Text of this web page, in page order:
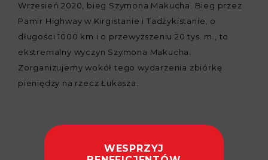
Wrzesień 2020, bieg Szymona Makucha. Bieg przez
Pamir Highway w Kirgistanie i Tadżykistanie, o
długości 1000 km i o przewyższeniu 20 tys. m., to
ekstremalny wyczyn Szymona Makucha.
Zorganizujemy wokół tego wydarzenia zbiórkę
pieniędzy na rzecz Łukasza.
WESPRZYJ